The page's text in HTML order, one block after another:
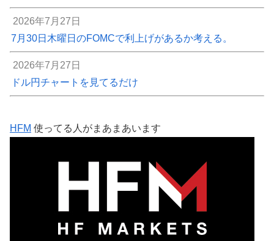
2026年7月27日
7月30日木曜日のFOMCで利上げがあるか考える。
2026年7月27日
ドル円チャートを見てるだけ
HFM 使ってる人がまあまあいます